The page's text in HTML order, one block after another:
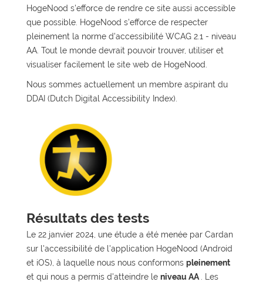
HogeNood s'efforce de rendre ce site aussi accessible
que possible. HogeNood s'efforce de respecter
pleinement la norme d'accessibilité WCAG 2.1 - niveau
AA. Tout le monde devrait pouvoir trouver, utiliser et
visualiser facilement le site web de HogeNood.
Nous sommes actuellement un membre aspirant du
DDAI (Dutch Digital Accessibility Index).
Résultats des tests
Le 22 janvier 2024, une étude a été menée par Cardan
sur l'accessibilité de l'application HogeNood (Android
et iOS), à laquelle nous nous conformons pleinement
et qui nous a permis d'atteindre le niveau AA
. Les